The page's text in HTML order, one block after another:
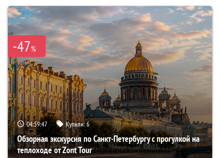
-47%
04:59:46 Купили:6
Обзорная экскурсия по Санкт-Петербургу с прогулкой на
теплоходе от Zont Tour